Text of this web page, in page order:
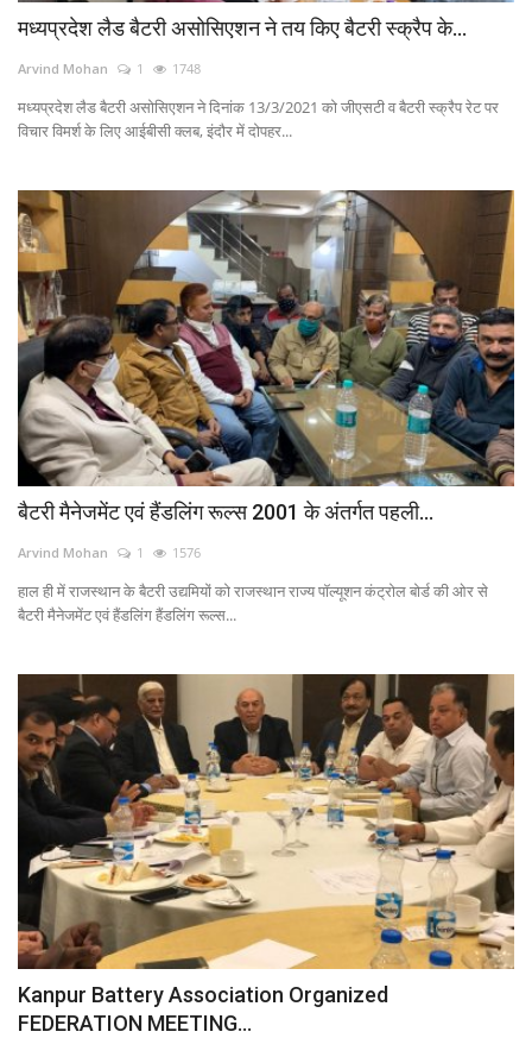
मध्यप्रदेश लैड बैटरी असोसिएशन ने तय किए बैटरी स्क्रैप के...
Arvind Mohan 1 1748
मध्यप्रदेश लैड बैटरी असोसिएशन ने दिनांक 13/3/2021 को जीएसटी व बैटरी स्क्रैप रेट पर
विचार विमर्श के लिए आईबीसी क्लब, इंदौर में दोपहर...
बैटरी मैनेजमेंट एवं हैंडलिंग रूल्स 2001 के अंतर्गत पहली...
Arvind Mohan 1 1576
हाल ही में राजस्थान के बैटरी उद्यमियों को राजस्थान राज्य पॉल्यूशन कंट्रोल बोर्ड की ओर से
बैटरी मैनेजमेंट एवं हैंडलिंग हैंडलिंग रूल्स...
Kanpur Battery Association Organized
FEDERATION MEETING...